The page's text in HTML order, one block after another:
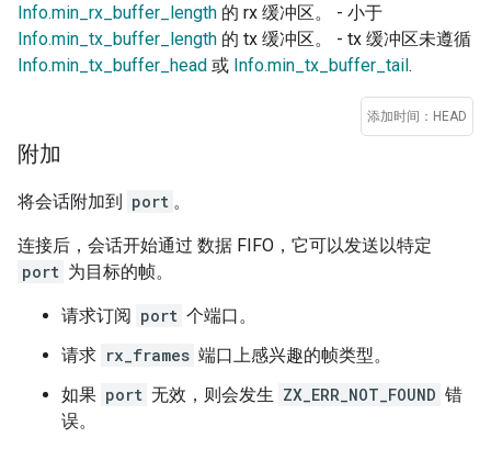
Info.min_rx_buffer_length 的 rx 缓冲区。 - 小于
Info.min_tx_buffer_length 的 tx 缓冲区。 - tx 缓冲区未遵循
Info.min_tx_buffer_head 或 Info.min_tx_buffer_tail.
添加时间：HEAD
附加
将会话附加到 port 。
连接后，会话开始通过 数据 FIFO，它可以发送以特定
port 为目标的帧。
请求订阅 port 个端口。
请求 rx_frames 端口上感兴趣的帧类型。
如果 port 无效，则会发生 ZX_ERR_NOT_FOUND 错
误。